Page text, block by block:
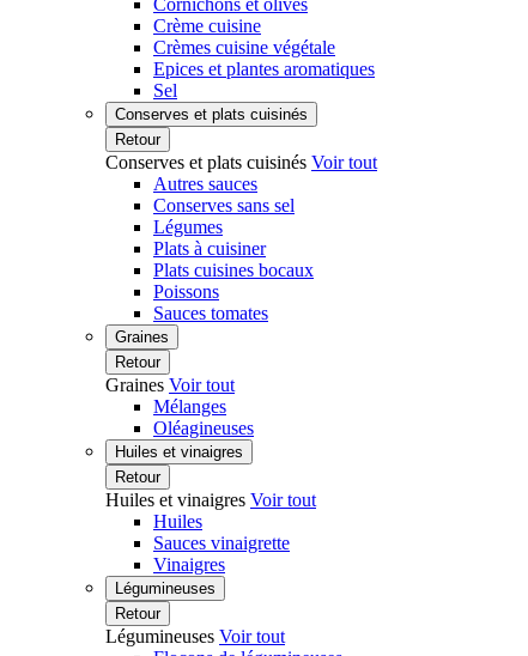
Cornichons et olives
Crème cuisine
Crèmes cuisine végétale
Epices et plantes aromatiques
Sel
Conserves et plats cuisinés
Retour
Conserves et plats cuisinés Voir tout
Autres sauces
Conserves sans sel
Légumes
Plats à cuisiner
Plats cuisines bocaux
Poissons
Sauces tomates
Graines
Retour
Graines Voir tout
Mélanges
Oléagineuses
Huiles et vinaigres
Retour
Huiles et vinaigres Voir tout
Huiles
Sauces vinaigrette
Vinaigres
Légumineuses
Retour
Légumineuses Voir tout